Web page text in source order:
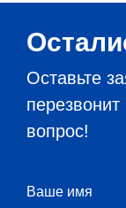
Оставьте
вопрос!